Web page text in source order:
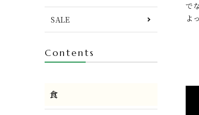
で
よ
SALE
Contents
食